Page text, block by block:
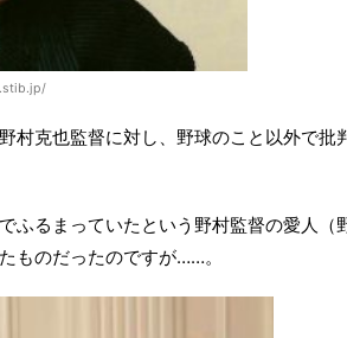
村克也監督に対し、野球のこと以外で批
ふるまっていたという野村監督の愛人（
ものだったのですが……。